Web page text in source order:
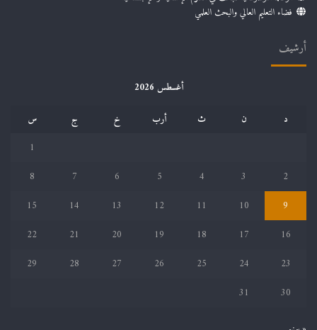
فضاء التعليم العالي والبحث العلمي
أرشيف
أغسطس 2026
د
ن ث أرب خ ج
س
1
2
3
4
5
6
7
8
9
10
11
12
13
14
15
16
17
18
19
20
21
22
23
24
25
26
27
28
29
30
31